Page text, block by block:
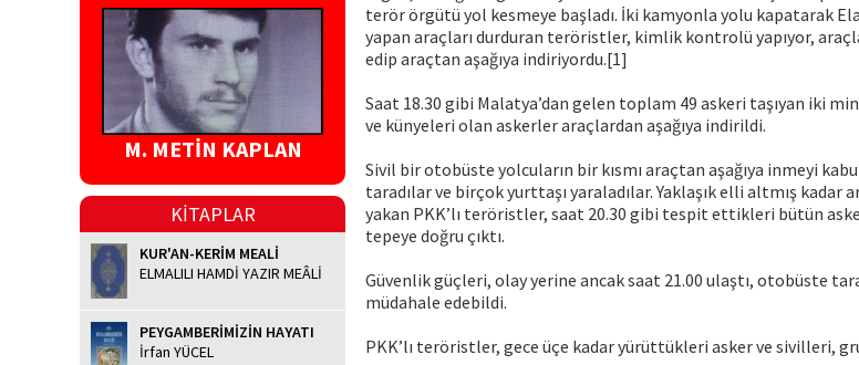
M. METİN KAPLAN
KİTAPLAR
KUR'AN-KERİM MEALİ
ELMALILI HAMDİ YAZIR MEÂLİ
PEYGAMBERİMİZİN HAYATI
İrfan YÜCEL
terör örgütü yol kesmeye başladı. İki kamyonla yolu kapatarak
yapan araçları durduran teröristler, kimlik kontrolü yapıyor,
edip araçtan aşağıya indiriyordu.[1]
Saat 18.30 gibi Malatya’dan gelen toplam 49 askeri taşıyan iki
ve künyeleri olan askerler araçlardan aşağıya indirildi.
Sivil bir otobüste yolcuların bir kısmı araçtan aşağıya inmeyi
taradılar ve birçok yurttaşı yaraladılar. Yaklaşık elli altmış kadar
yakan PKK’lı teröristler, saat 20.30 gibi tespit ettikleri bütün
tepeye doğru çıktı.
Güvenlik güçleri, olay yerine ancak saat 21.00 ulaştı, otobüste
müdahale edebildi.
PKK’lı teröristler, gece üçe kadar yürüttükleri asker ve sivilleri,